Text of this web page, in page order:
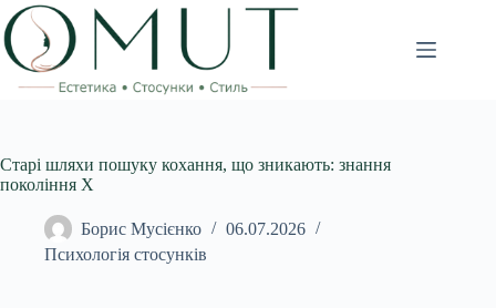
Перейти
до
вмісту
Старі шляхи пошуку кохання, що зникають: знання
покоління Х
Борис Мусієнко
06.07.2026
Психологія стосунків